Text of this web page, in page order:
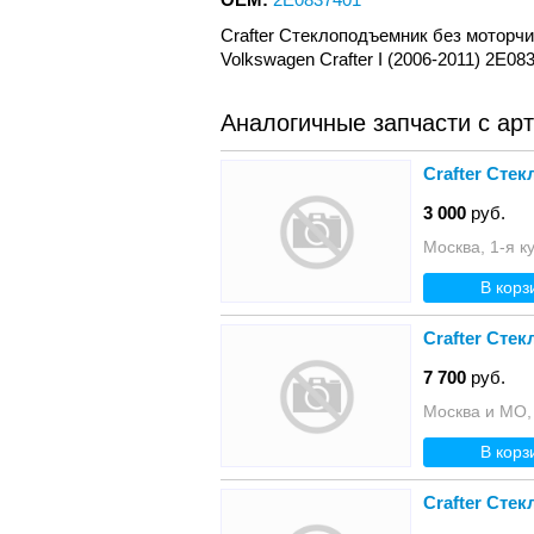
Crafter Стеклоподъемник без
Volkswagen Crafter I (2006-2011)
Аналогичные запчасти с
Crafter
3 000 руб.
Москва, 1-я
В
Crafter
7 700 руб.
Москва и МО,
В
Crafter